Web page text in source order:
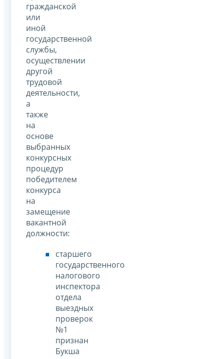
гражданской
или
иной
государственной
службы,
осуществлении
другой
трудовой
деятельности,
а
также
на
основе
выбранных
конкурсных
процедур
победителем
конкурса
на
замещение
вакантной
должности:
старшего
государственного
налогового
инспектора
отдела
выездных
проверок
№1
признан
Букша